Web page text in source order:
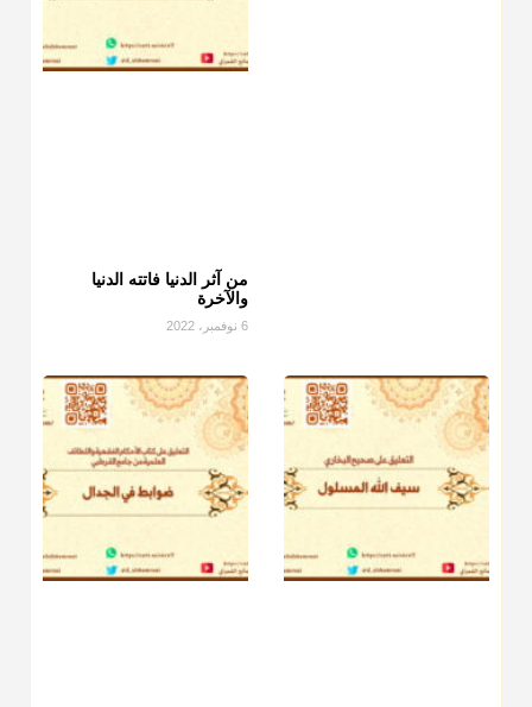
من آثر الدنيا فاتته الدنيا
والآخرة
6 نوفمبر، 2022